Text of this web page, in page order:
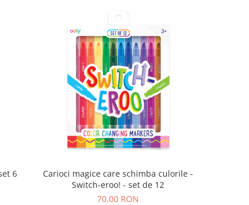
6
Carioci magice care schimba culorile -
Switch-eroo! - set de 12
70,00 RON